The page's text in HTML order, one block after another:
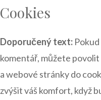
Cookies
Doporučený text:
komentář, můžete
a webové stránky do
zvýšit váš komfort, když